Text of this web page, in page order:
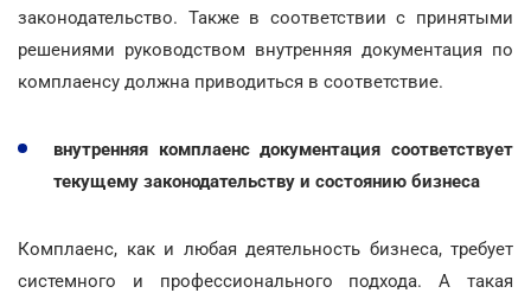
законодательство. Также в соответствии с принятыми
решениями руководством внутренняя документация по
комплаенсу должна приводиться в соответствие.
внутренняя комплаенс документация соответствует
текущему законодательству и состоянию бизнеса
Комплаенс, как и любая деятельность бизнеса, требует
системного и профессионального подхода. А такая